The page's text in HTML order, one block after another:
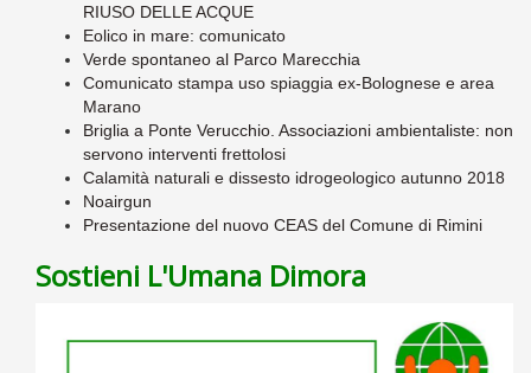
RIUSO DELLE ACQUE
Eolico in mare: comunicato
Verde spontaneo al Parco Marecchia
Comunicato stampa uso spiaggia ex-Bolognese e area
Marano
Briglia a Ponte Verucchio. Associazioni ambientaliste: non
servono interventi frettolosi
Calamità naturali e dissesto idrogeologico autunno 2018
Noairgun
Presentazione del nuovo CEAS del Comune di Rimini
Sostieni L'Umana Dimora